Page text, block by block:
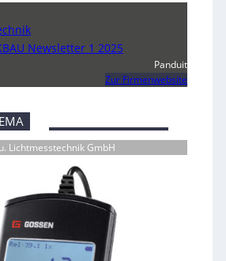
Newsletter 1 2025
Panduit
Zur Firmenwebsite
Lichtmesstechnik GmbH